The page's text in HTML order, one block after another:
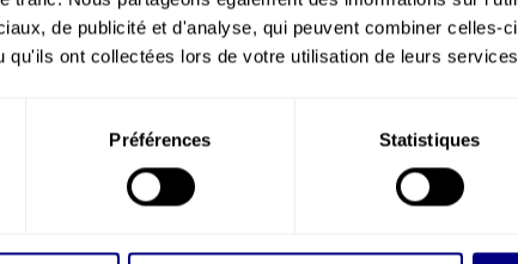
de publicité et d'analyse, qui peuvent combiner celles-
qu'ils ont collectées lors de votre utilisation de leurs
Préférences Statistiques
organización del trabajo
para la prevención de riesgos y el
: libertad en la forma de alcanzar los
en presencia),
planificación
: capacidad para organizar las
secuenciación: limitar la micro-supervisión y las